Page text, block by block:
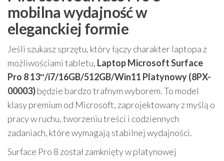
mobilna wydajność w
eleganckiej formie
Jeśli szukasz sprzętu, który łączy charakter laptopa z
możliwościami tabletu, Laptop Microsoft Surface
Pro 8 13″/i7/16GB/512GB/Win11 Platynowy (8PX-
00003)będzie bardzo trafnym wyborem. To model
klasy premium od Microsoft, zaprojektowany z myślą o
pracy w ruchu, tworzeniu treści i codziennych
zadaniach, które wymagają stabilnej wydajności.
Surface Pro 8 został zamknięty w platynowej